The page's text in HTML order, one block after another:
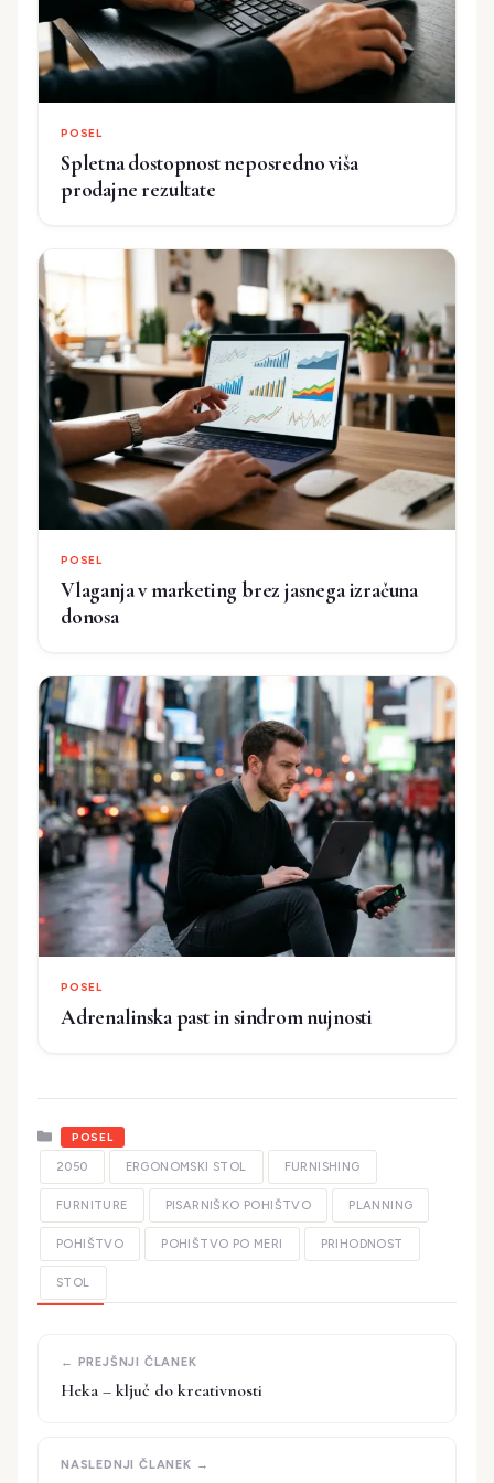
POSEL
Spletna dostopnost neposredno viša
prodajne rezultate
POSEL
Vlaganja v marketing brez jasnega izračuna
donosa
POSEL
Adrenalinska past in sindrom nujnosti
Kategorije
POSEL
2050 ERGONOMSKI STOL FURNISHING
FURNITURE PISARNIŠKO POHIŠTVO PLANNING
POHIŠTVO POHIŠTVO PO MERI PRIHODNOST
STOL
Heka – ključ do kreativnosti